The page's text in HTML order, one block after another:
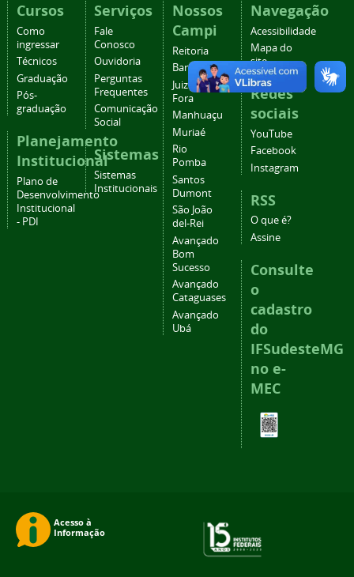
Cursos
Como
ingressar
Técnicos
Graduação
Pós-
graduação
Planejamento
Institucional
Plano de
Desenvolvimento
Institucional
- PDI
Serviços
Fale
Conosco
Ouvidoria
Perguntas
Frequentes
Comunicação
Social
Sistemas
Sistemas
Institucionais
Nossos
Campi
Reitoria
Barbacena
Juiz de
Fora
Manhuaçu
Muriaé
Rio
Pomba
Santos
Dumont
São João
del-Rei
Avançado
Bom
Sucesso
Avançado
Cataguases
Avançado
Ubá
Navegação
Acessibilidade
Mapa do
site
Redes
sociais
YouTube
Facebook
Instagram
RSS
O que é?
Assine
Consulte
o
cadastro
do
IFSudesteMG
no e-
MEC